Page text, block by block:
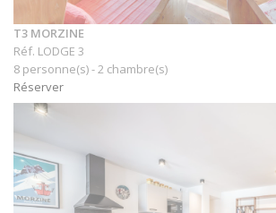
T3 MORZINE
Réf. LODGE 3
8 personne(s) - 2 chambre(s)
Réserver